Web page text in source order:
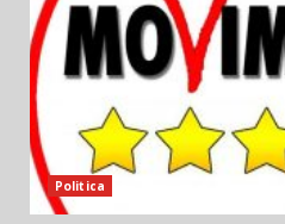
Politica